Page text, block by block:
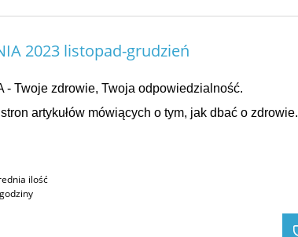
2023 listopad-grudzień
- Twoje zdrowie, Twoja odpowiedzialność.
artykułów mówiących o tym, jak dbać o zdrowie.
ilość